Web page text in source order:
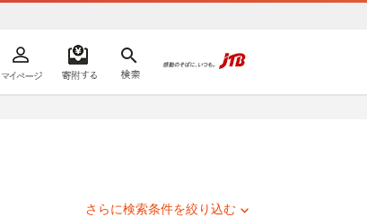
さらに検索条件を絞り込む